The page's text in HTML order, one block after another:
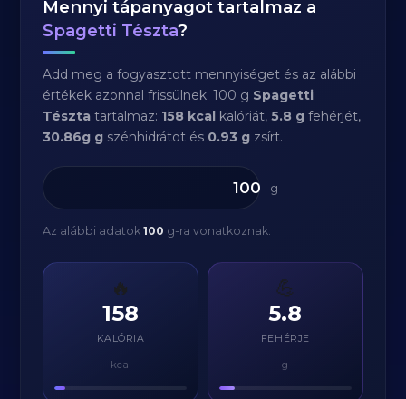
Mennyi tápanyagot tartalmaz a
Spagetti Tészta?
Add meg a fogyasztott mennyiséget és az alábbi
értékek azonnal frissülnek. 100 g Spagetti
Tészta tartalmaz: 158 kcal kalóriát,5.8 g fehérjét,
30.86g g szénhidrátot és 0.93 g zsírt.
g
Az alábbi adatok100 g-ra vonatkoznak.
🔥
158
KALÓRIA
kcal
💪
5.8
FEHÉRJE
g